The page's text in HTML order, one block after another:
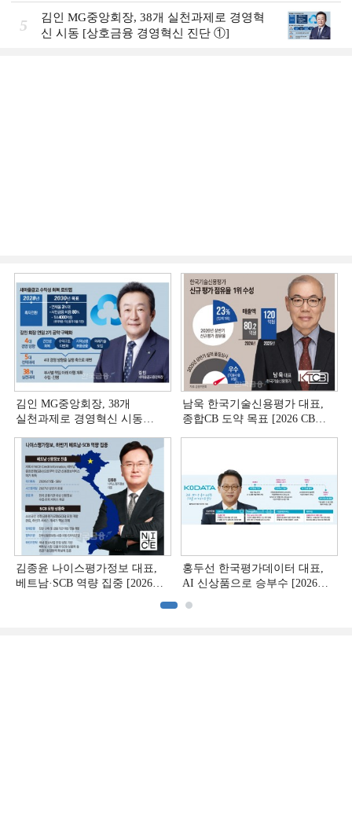
5
김인 MG중앙회장, 38개 실천과제로 경영혁
신 시동 [상호금융 경영혁신 진단 ①]
김인 MG중앙회장, 38개
실천과제로 경영혁신 시동
남욱 한국기술신용평가 대표,
종합CB 도약 목표 [2026 CB사
김종윤 나이스평가정보 대표,
베트남·SCB 역량 집중 [2026
홍두선 한국평가데이터 대표,
AI 신상품으로 승부수 [2026